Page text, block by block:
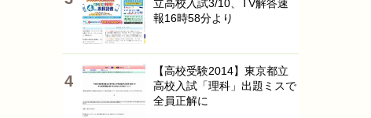
立高校入試3/10、TV解答速
報16時58分より
【高校受験2014】東京都立
高校入試「理科」出題ミスで
全員正解に